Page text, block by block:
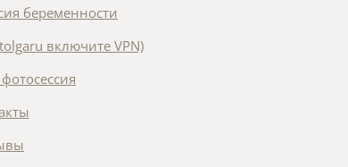
беременности
включите VPN)